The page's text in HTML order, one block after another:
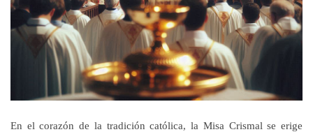
En el corazón de la tradición católica, la Misa Crismal se erige